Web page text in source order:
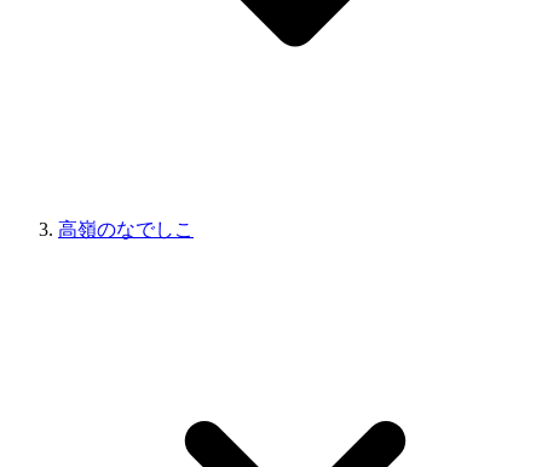
高嶺のなでしこ